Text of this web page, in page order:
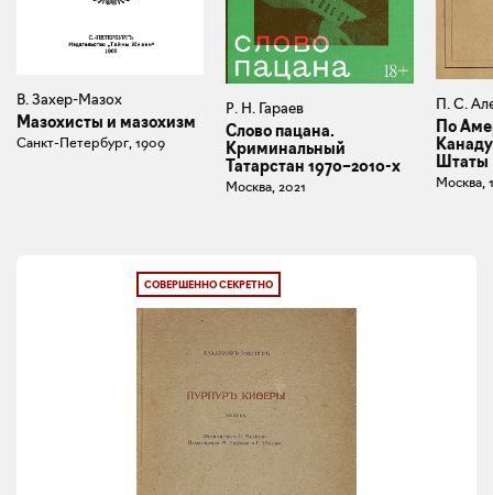
В. Захер-Мазох
Мазохисты и мазохизм
Санкт-Петербург, 1909
Р. Н. Гараев
Слово пацана.
Криминальный
Татарстан 1970–2010-х
Москва, 2021
П. С.
По
Штаты
Москва,
СОВЕРШЕННО СЕКРЕТНО